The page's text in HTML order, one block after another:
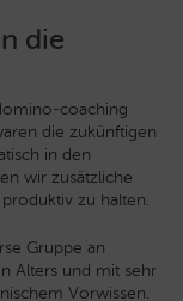
die
coaching
die zukünftigen
in den
wir zusätzliche
zu halten.
Gruppe an
Alters und mit sehr
Vorwissen.